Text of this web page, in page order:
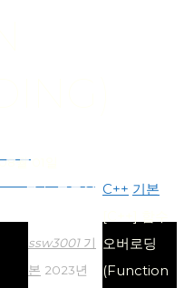
월 01일
Home
C++ 기본
오버로딩
(Function
환
함수 템플릿,
ssw3001 기
본 2023년